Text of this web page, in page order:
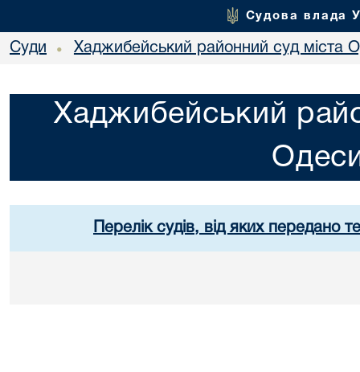
Судова влада
Суди • Хаджибейський районний суд міста
Хаджибейський
Перелік судів, від яких передано